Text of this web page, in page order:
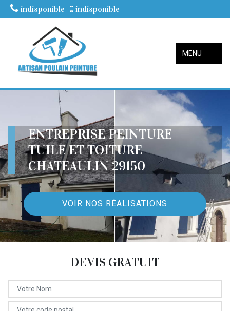
indisponible indisponible
MENU
ENTREPRISE PEINTURE
TUILE ET TOITURE
CHATEAULIN 29150
VOIR NOS RÉALISATIONS
DEVIS GRATUIT